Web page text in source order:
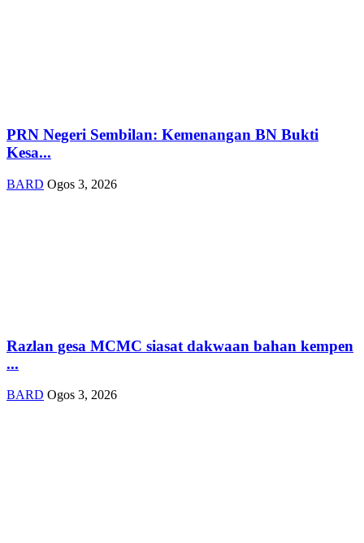
PRN Negeri Sembilan: Kemenangan BN Bukti
Kesa...
BARD Ogos 3, 2026
Razlan gesa MCMC siasat dakwaan bahan kempen
...
BARD Ogos 3, 2026